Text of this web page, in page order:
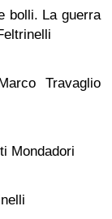
bolli. La guerra
Travaglio
Mondadori